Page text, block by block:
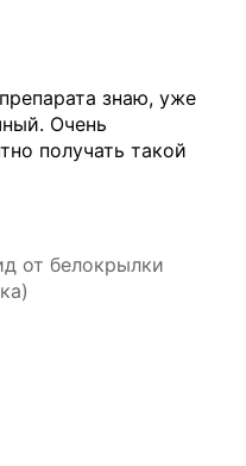
знаю, уже
Очень
получать такой
от белокрылки